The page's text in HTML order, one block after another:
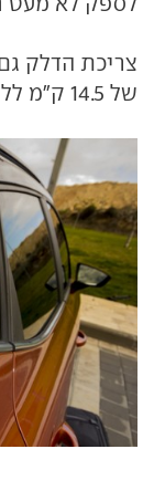
צריכת הדלק
של 14.5 ק"מ לליטר בימי המבחן.